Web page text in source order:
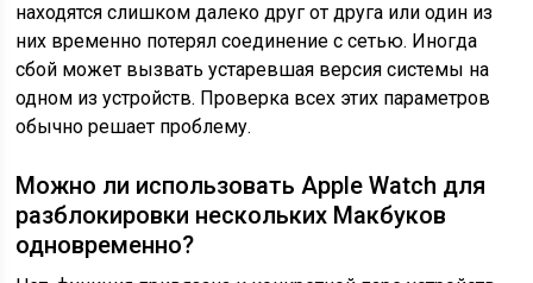
находятся слишком далеко друг от друга или один из
них временно потерял соединение с сетью. Иногда
сбой может вызвать устаревшая версия системы на
одном из устройств. Проверка всех этих параметров
обычно решает проблему.
Можно ли использовать Apple Watch для
разблокировки нескольких Макбуков
одновременно?